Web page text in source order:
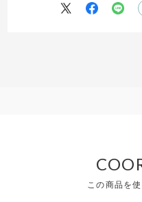
ズもあり、ウエストもピッタ
で丈が合わなことも多い中で、
この商品を